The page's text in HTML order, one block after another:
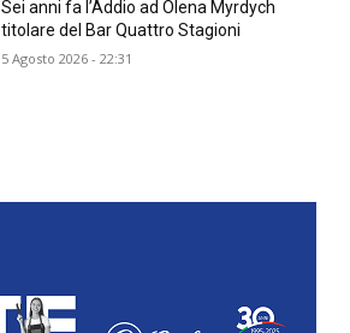
Sei anni fa l’Addio ad Olena Myrdych
titolare del Bar Quattro Stagioni
5 Agosto 2026 - 22:31